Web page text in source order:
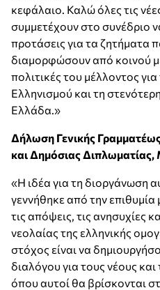
κεφάλαιο. Καλώ όλες τις
συμμετέχουν στο συνέδριο
προτάσεις για τα ζητήματα
διαμορφώσουν από κοινού
πολιτικές του μέλλοντος για
Ελληνισμού και τη
Ελλάδα.»
Δήλωση Γενικής
και Δημόσιας
«Η ιδέα για τη διοργάνωση
γεννήθηκε από την
τις απόψεις, τις ανησυχίες
νεολαίας της ελληνικής
στόχος είναι να
διαλόγου για τους νέους και
όπου αυτοί θα βρίσκονται